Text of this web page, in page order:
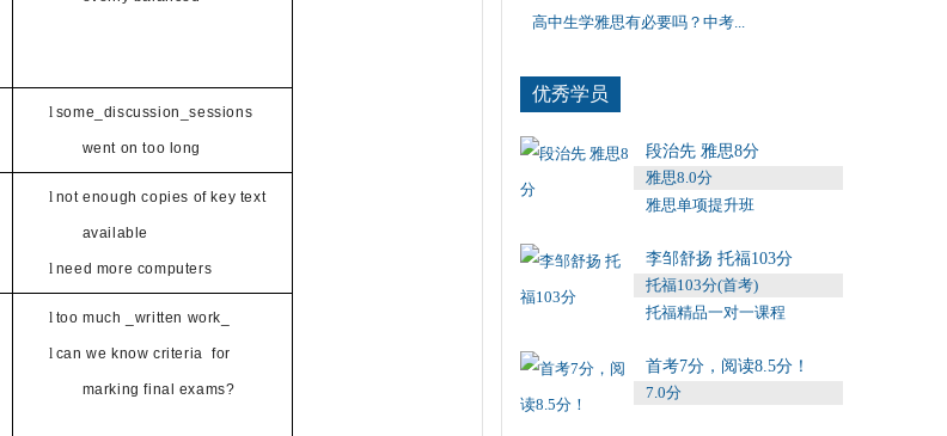
l some_discussion_sessions
went on too long
l not enough copies of key text
available
l need more computers
l too much _written work_
l can we know criteria for
marking final exams?
高中生学雅思有必要吗？中考...
优秀学员
段治先 雅思8分
雅思8.0分
雅思单项提升班
李邹舒扬 托福103分
托福103分(首考)
托福精品一对一课程
首考7分，阅读8.5分！
7.0分